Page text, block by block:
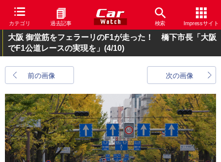
カテゴリ 過去記事 検索 Impressサイト
大阪 御堂筋をフェラーリのF1が走った！ 橋下市長「大阪
でF1公道レースの実現を」 (4/10)
前の画像 次の画像